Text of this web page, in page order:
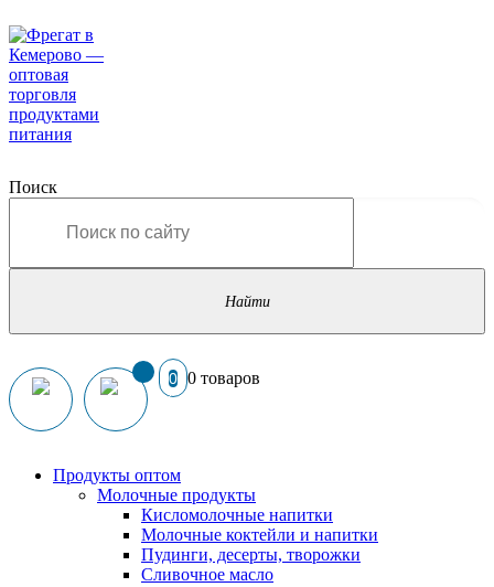
Поиск
0 0 товаров
Продукты оптом
Молочные продукты
Кисломолочные напитки
Молочные коктейли и напитки
Пудинги, десерты, творожки
Сливочное масло